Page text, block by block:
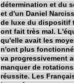
détermination et du
et d'un Daniel
de luxe du dispositif
ont fait très mal.
qu'elle avait les
n'ont plus
va progressivement
manquer de
réussite. Les